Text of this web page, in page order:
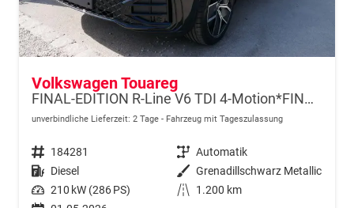
Volkswagen Touareg
FINAL-EDITION R-Line V6 TDI 4-Motion*FINAL-EDITION*AHK-SCHWENKBAR*NAVI*ACC*PDC*LED*SHZ*21-ZOLL
unverbindliche Lieferzeit: 2 Tage Fahrzeug mit Tageszulassung
Fahrzeugnr. 184281 Getriebe Automatik
Kraftstoff Diesel Außenfarbe Grenadillschwarz Metallic
Leistung 210 kW (286 PS) Kilometerstand
1.200 km